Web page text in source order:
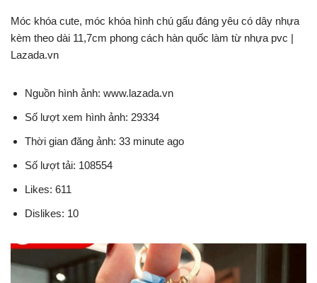
Móc khóa cute, móc khóa hình chú gấu đáng yêu có dây nhựa
kèm theo dài 11,7cm phong cách hàn quốc làm từ nhựa pvc |
Lazada.vn
Nguồn hình ảnh: www.lazada.vn
Số lượt xem hình ảnh: 29334
Thời gian đăng ảnh: 33 minute ago
Số lượt tải: 108554
Likes: 611
Dislikes: 10